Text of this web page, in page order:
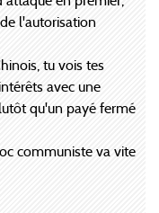
l'autorisation
tu vois tes
avec une
qu'un payé fermé
communiste va vite